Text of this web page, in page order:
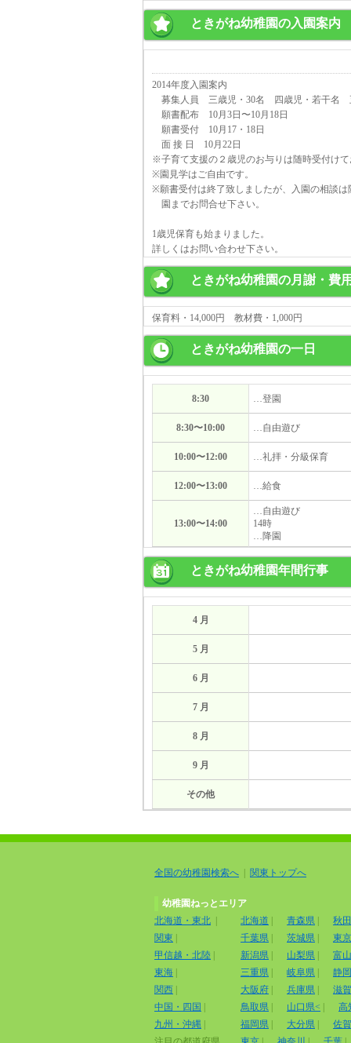
ときがね幼稚園の入園案内
2014年度入園案内
募集人員 三歳児・30名 四歳児・若干名
願書配布 10月3日〜10月18日
願書受付 10月17・18日
面 接 日 10月22日
※子育て支援の２歳児のお与りは随時受付けて
※園見学はご自由です。
※願書受付は終了致しましたが、入園の相談は
園までお問合せ下さい。
1歳児保育も始まりました。
詳しくはお問い合わせ下さい。
ときがね幼稚園の月謝・費用
保育料・14,000円 教材費・1,000円
ときがね幼稚園の一日
8:30 …登園
8:30〜10:00 …自由遊び
10:00〜12:00 …礼拝・分級保育
12:00〜13:00 …給食
13:00〜14:00
…自由遊び
14時
…降園
ときがね幼稚園年間行事
4 月
5 月
6 月
7 月
8 月
9 月
その他
全国の幼稚園検索へ 関東トップへ
幼稚園ねっとエリア
北海道・東北
北海道 青森県 秋
関東
千葉県 茨城県 東
甲信越・北陸
新潟県 山梨県 富
東海
三重県 岐阜県 静
関西
大阪府 兵庫県 滋
中国・四国
鳥取県 山口県< 高
九州・沖縄
福岡県 大分県 佐